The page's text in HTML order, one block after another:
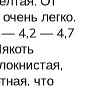
легко.
— 4,2 — 4,7
что